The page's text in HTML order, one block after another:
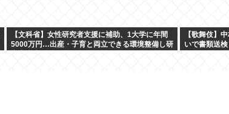
【文科省】女性研究者支援に補助、1大学に年間
5000万円…出産・子育と両立できる環境整備し研
【歌舞伎】
いで書類送